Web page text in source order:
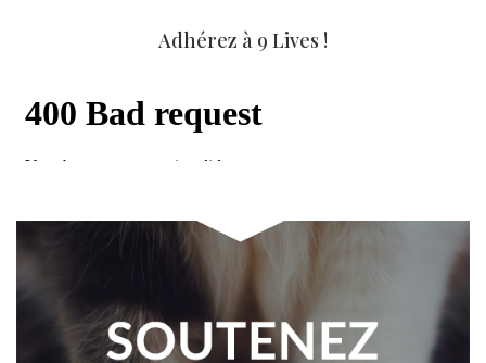
Adhérez à 9 Lives !